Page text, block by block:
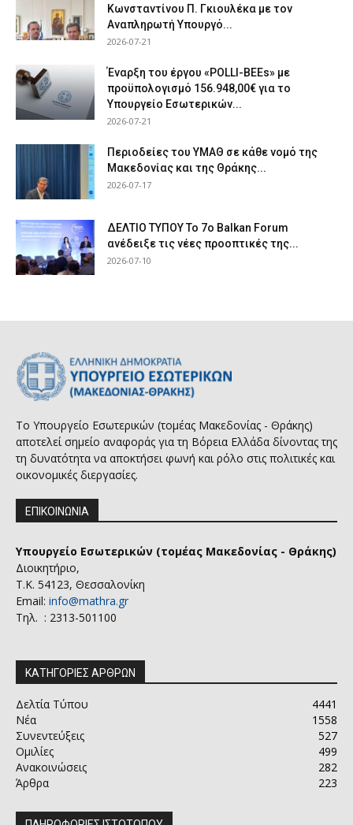
Κωνσταντίνου Π. Γκιουλέκα με τον
Αναπληρωτή Υπουργό...
2026-07-21
Έναρξη του έργου «POLLI-BEEs» με
προϋπολογισμό 156.948,00€ για το
Υπουργείο Εσωτερικών...
2026-07-21
Περιοδείες του ΥΜΑΘ σε κάθε νομό της
Μακεδονίας και της Θράκης...
2026-07-17
ΔΕΛΤΙΟ ΤΥΠΟΥ Το 7ο Balkan Forum
ανέδειξε τις νέες προοπτικές της...
2026-07-10
Το Υπουργείο Εσωτερικών (τομέας Μακεδονίας - Θράκης)
αποτελεί σημείο αναφοράς για τη Βόρεια Ελλάδα δίνοντας της
τη δυνατότητα να αποκτήσει φωνή και ρόλο στις πολιτικές και
οικονομικές διεργασίες.
ΕΠΙΚΟΙΝΩΝΙΑ
Υπουργείο Εσωτερικών (τομέας Μακεδονίας - Θράκης)
Διοικητήριο,
Τ.Κ. 54123, Θεσσαλονίκη
Email: info@mathra.gr
Τηλ. : 2313-501100
ΚΑΤΗΓΟΡΙΕΣ ΑΡΘΡΩΝ
Δελτία Τύπου
4441
Νέα
1558
Συνεντεύξεις
527
Ομιλίες
499
Ανακοινώσεις
282
Άρθρα
223